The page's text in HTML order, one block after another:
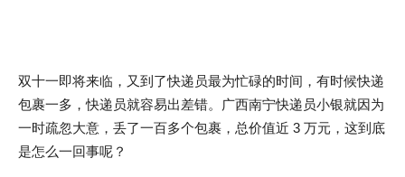
双十一即将来临，又到了快递员最为忙碌的时间，有时候快递
包裹一多，快递员就容易出差错。广西南宁快递员小银就因为
一时疏忽大意，丢了一百多个包裹，总价值近 3 万元，这到底
是怎么一回事呢？